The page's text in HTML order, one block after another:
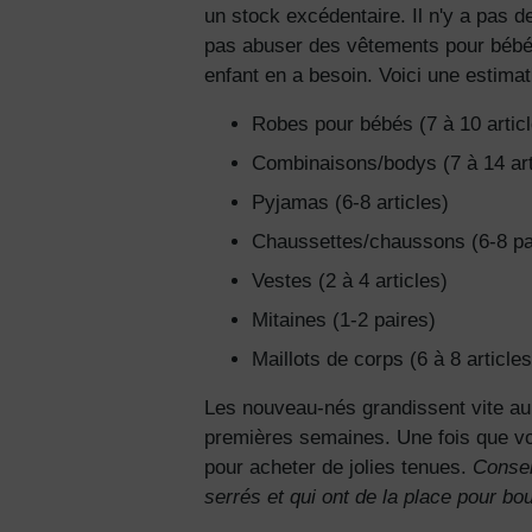
un stock excédentaire. Il n'y a pas
pas abuser des vêtements pour
enfant en a besoin. Voici une
Robes pour bébés (7 à 10
Combinaisons/bodys (7 à 14
Pyjamas (6-8 articles)
Chaussettes/chaussons (6-8
Vestes (2 à 4 articles)
Mitaines (1-2 paires)
Maillots de corps (6 à 8
Les nouveau-nés grandissent vite
premières semaines. Une fois que
pour acheter de jolies tenues.
serrés et qui ont de la place pour